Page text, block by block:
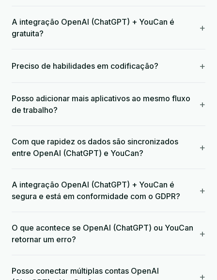
A integração OpenAI (ChatGPT) + YouCan é
gratuita?
+
Preciso de habilidades em codificação? +
Posso adicionar mais aplicativos ao mesmo fluxo
de trabalho?
+
Com que rapidez os dados são sincronizados
entre OpenAI (ChatGPT) e YouCan?
+
A integração OpenAI (ChatGPT) + YouCan é
segura e está em conformidade com o GDPR?
+
O que acontece se OpenAI (ChatGPT) ou YouCan
retornar um erro?
+
Posso conectar múltiplas contas OpenAI
+